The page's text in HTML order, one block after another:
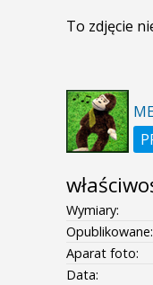
To zdjęcie
Wymiary:
Opublikowane:
Aparat foto:
Data: